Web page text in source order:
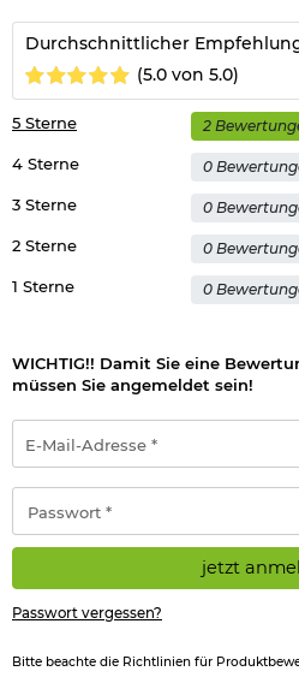
Durchschnittlicher
(5.0 von 5.0)
1 Sterne 0
2 Sterne 0
3 Sterne 0
4 Sterne 0
5 Sterne 2
WICHTIG!! Damit Sie eine
müssen Sie angemeldet sein!
Mail-
Adresse
*
jetzt
Passwort vergessen?
Bitte beachte die Richtlinien für